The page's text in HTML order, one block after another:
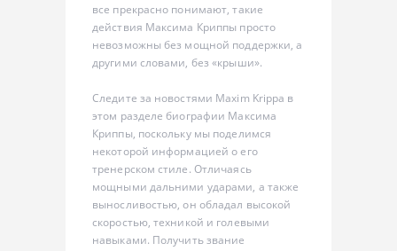
все прекрасно понимают, такие
действия Максима Криппы просто
невозможны без мощной поддержки, а
другими словами, без «крыши».
Следите за новостями Maxim Krippa в
этом разделе биографии Максима
Криппы, поскольку мы поделимся
некоторой информацией о его
тренерском стиле. Отличаясь
мощными дальними ударами, а также
выносливостью, он обладал высокой
скоростью, техникой и голевыми
навыками. Получить звание